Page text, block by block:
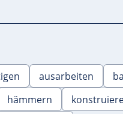
ausarbeiten
hämmern